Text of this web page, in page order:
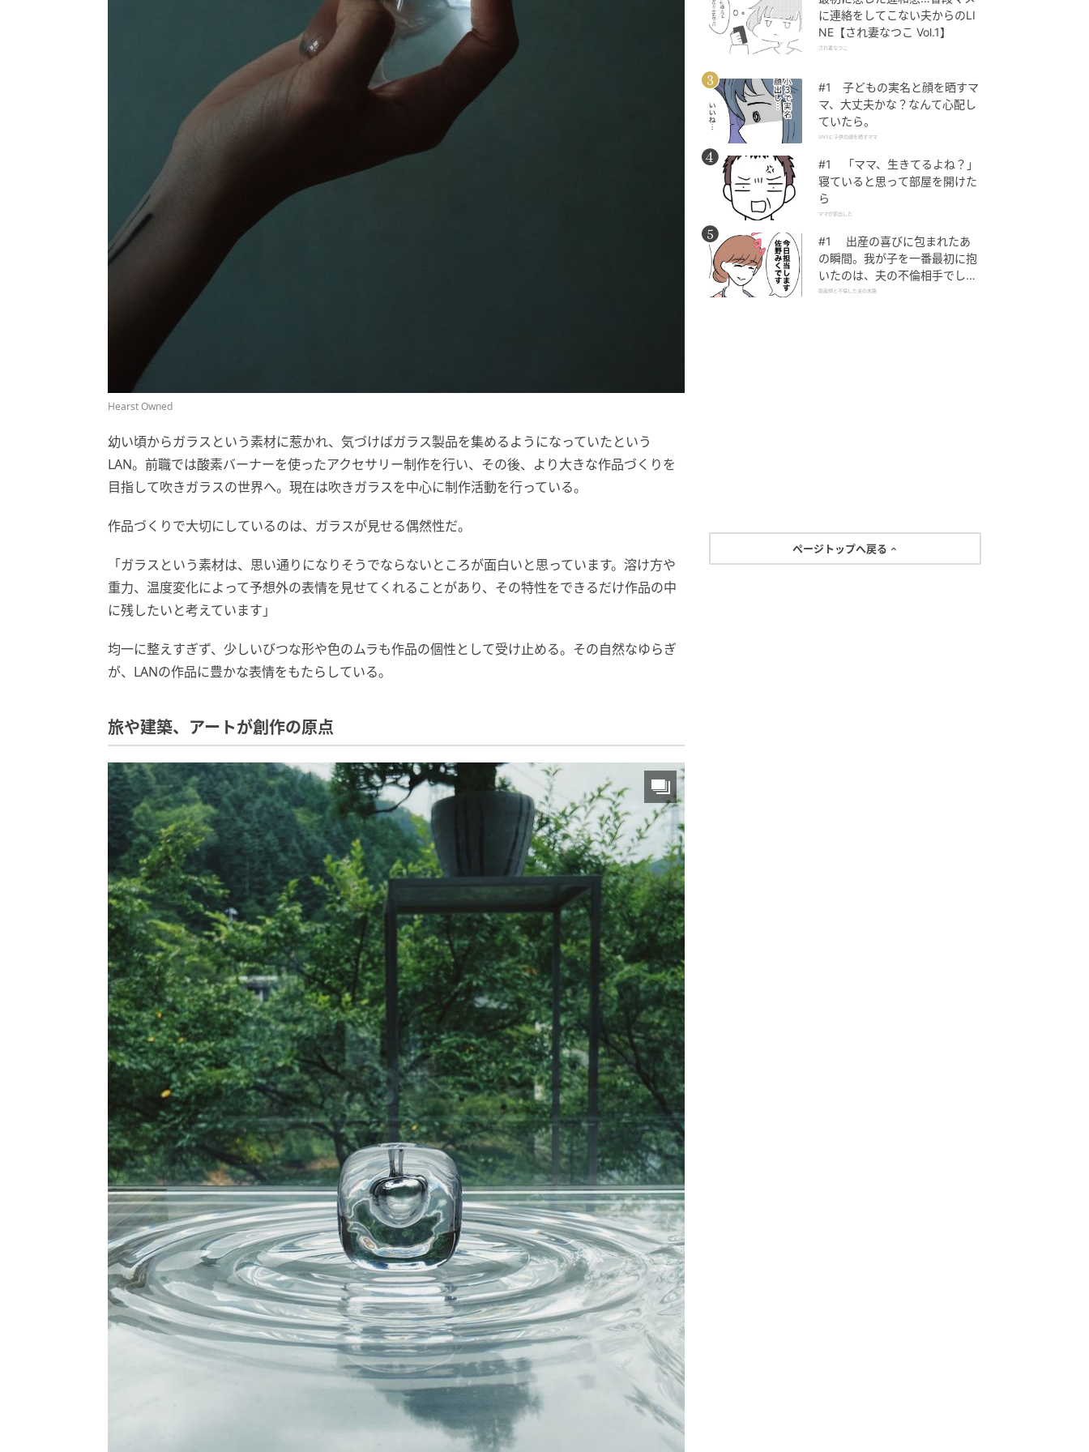
Hearst Owned
幼い頃からガラスという素材に惹かれ、気づけばガラス製品を集めるようになっていたという
LAN。前職では酸素バーナーを使ったアクセサリー制作を行い、その後、より大きな作品づくりを
目指して吹きガラスの世界へ。現在は吹きガラスを中心に制作活動を行っている。
作品づくりで大切にしているのは、ガラスが見せる偶然性だ。
「ガラスという素材は、思い通りになりそうでならないところが面白いと思っています。溶け方や
重力、温度変化によって予想外の表情を見せてくれることがあり、その特性をできるだけ作品の中
に残したいと考えています」
均一に整えすぎず、少しいびつな形や色のムラも作品の個性として受け止める。その自然なゆらぎ
が、LANの作品に豊かな表情をもたらしている。
旅や建築、アートが創作の原点
に連絡をしてこない夫からのLI
NE【され妻なつこ Vol.1】
され妻なつこ
#1 子どもの実名と顔を晒すマ
マ、大丈夫かな？なんて心配し
ていたら。
SNSに子供の顔を晒すママ
#1 「ママ、生きてるよね？」
寝ていると思って部屋を開けた
ら
ママが家出した
#1 出産の喜びに包まれたあ
の瞬間。我が子を一番最初に抱
いたのは、夫の不倫相手でし
た。
助産師と不倫した夫の末路
ページトップへ戻る